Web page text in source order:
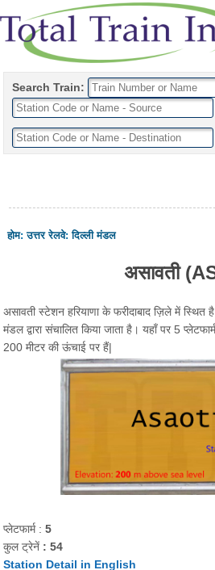
Search Train:
होम:उत्तर रेलवे:दिल्ली मंडल
असावती
असावती स्टेशन हरियाणा के फरीदाबाद ज़िले में
मंडल द्वारा संचालित किया जाता है। यहाँ पर 5
200 मीटर की ऊंचाई पर हैं|
प्लेटफार्म :5
कुल ट्रेनें : 54
Station Detail in English